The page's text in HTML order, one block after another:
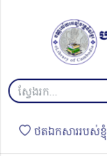
ថតឯកសាររបស់ខ្ញុំ